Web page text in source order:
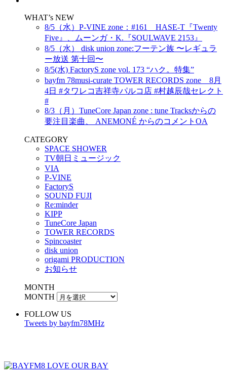
WHAT’s NEW
8/5（水）P-VINE zone：#161 HASE-T『Twenty
Five』、ムーンガ・K.『SOULWAVE 2153』
8/5（水） disk union zone:フーテン族 〜レギュラ
ー放送 第十回〜
8/5(水) FactoryS zone vol. 173 “ハク。特集”
bayfm 78musi-curate TOWER RECORDS zone 8月
4日 #タワレコ吉祥寺パルコ店 #村越辰哉セレクト
#
8/3（月）TuneCore Japan zone : tune Tracksからの
要注目楽曲、 ANEMONÉ からのコメントOA
CATEGORY
SPACE SHOWER
TV朝日ミュージック
VIA
P-VINE
FactoryS
SOUND FUJI
Re:minder
KIPP
TuneCore Japan
TOWER RECORDS
Spincoaster
disk union
origami PRODUCTION
お知らせ
MONTH
MONTH
FOLLOW US
Tweets by bayfm78MHz